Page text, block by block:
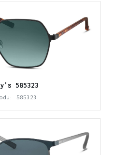
585323
585323